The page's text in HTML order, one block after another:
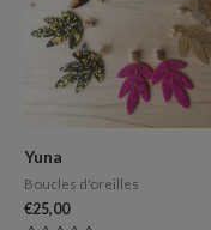
Yuna
Boucles d'oreilles
€25,00